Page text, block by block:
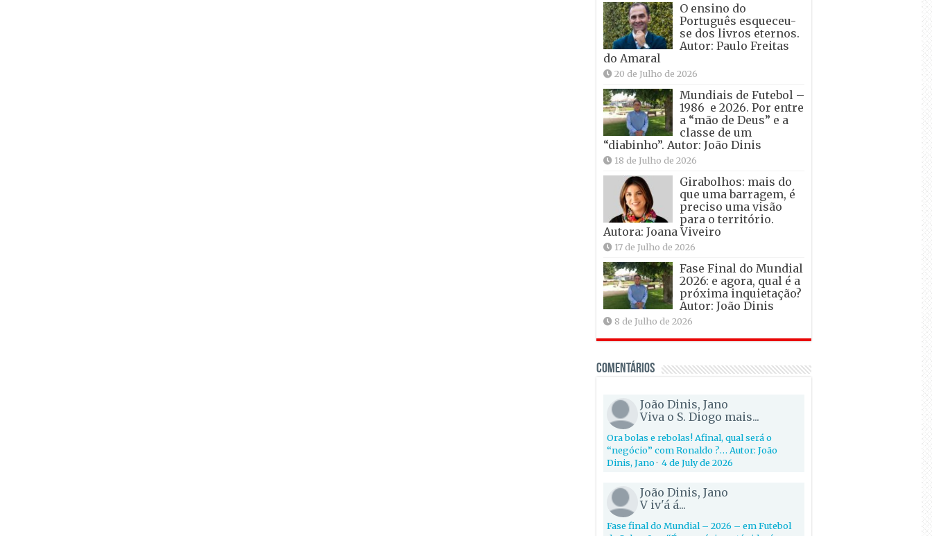
O ensino do
Português esqueceu-
se dos livros eternos.
Autor: Paulo Freitas
do Amaral
20 de Julho de 2026
Mundiais de Futebol –
1986 e 2026. Por entre
a “mão de Deus” e a
classe de um
“diabinho”. Autor: João Dinis
18 de Julho de 2026
Girabolhos: mais do
que uma barragem, é
preciso uma visão
para o território.
Autora: Joana Viveiro
17 de Julho de 2026
Fase Final do Mundial
2026: e agora, qual é a
próxima inquietação?
Autor: João Dinis
8 de Julho de 2026
Comentários
João Dinis, Jano
Viva o S. Diogo mais...
Ora bolas e rebolas! Afinal, qual será o
“negócio” com Ronaldo ?… Autor: João
Dinis, Jano· 4 de July de 2026
João Dinis, Jano
V iv'á á...
Fase final do Mundial – 2026 – em Futebol